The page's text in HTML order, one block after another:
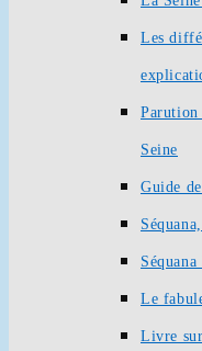
Les
Seine
Guide
Le
Livre